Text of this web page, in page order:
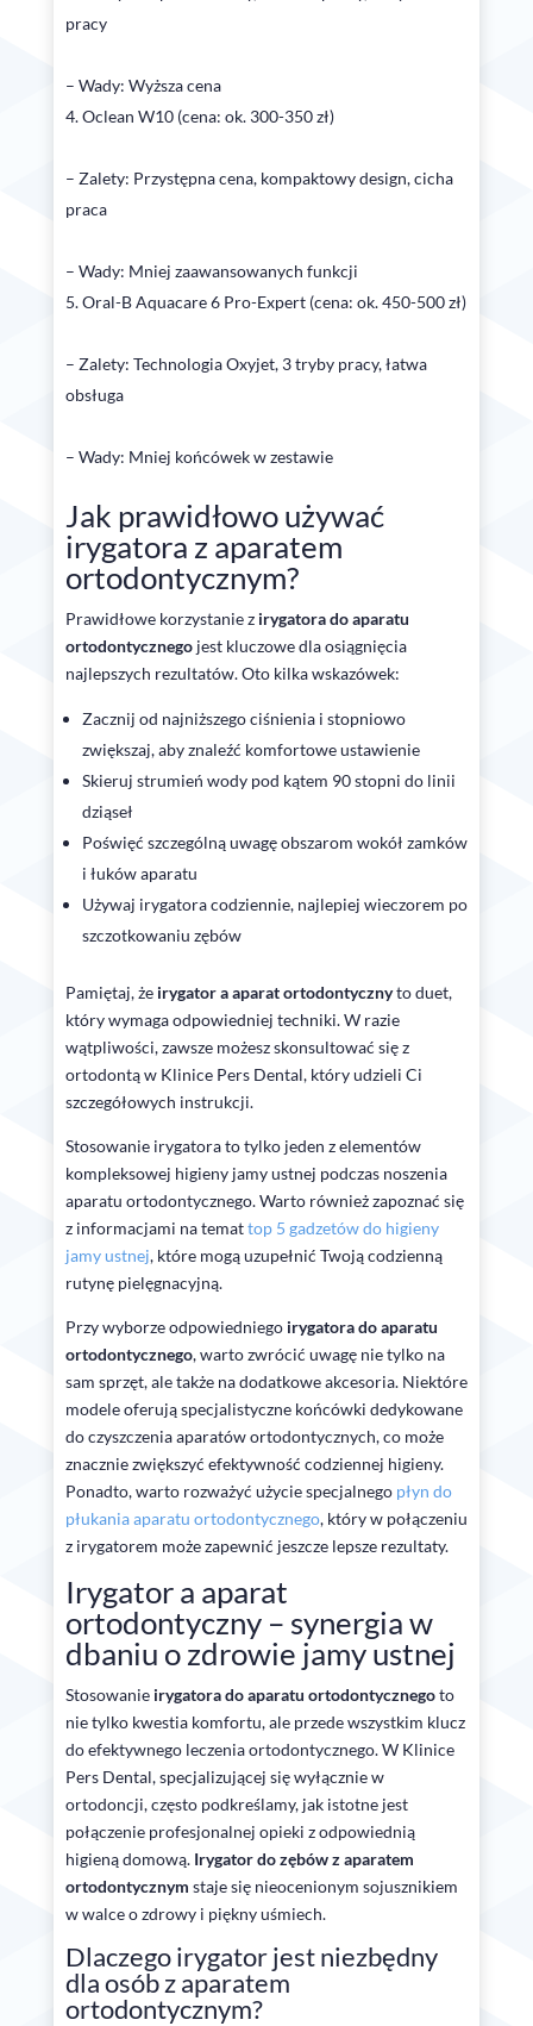
pracy
– Wady: Wyższa cena
Oclean W10 (cena: ok. 300-350 zł)
– Zalety: Przystępna cena, kompaktowy design, cicha
praca
– Wady: Mniej zaawansowanych funkcji
Oral-B Aquacare 6 Pro-Expert (cena: ok. 450-500 zł)
– Zalety: Technologia Oxyjet, 3 tryby pracy, łatwa
obsługa
– Wady: Mniej końcówek w zestawie
Jak prawidłowo używać
irygatora z aparatem
ortodontycznym?
Prawidłowe korzystanie z irygatora do aparatu
ortodontycznegojest kluczowe dla osiągnięcia
najlepszych rezultatów. Oto kilka wskazówek:
Zacznij od najniższego ciśnienia i stopniowo
zwiększaj, aby znaleźć komfortowe ustawienie
Skieruj strumień wody pod kątem 90 stopni do linii
dziąseł
Poświęć szczególną uwagę obszarom wokół zamków
i łuków aparatu
Używaj irygatora codziennie, najlepiej wieczorem po
szczotkowaniu zębów
Pamiętaj, że irygator a aparat ortodontycznyto duet,
który wymaga odpowiedniej techniki. W razie
wątpliwości, zawsze możesz skonsultować się z
ortodontą w Klinice Pers Dental, który udzieli Ci
szczegółowych instrukcji.
Stosowanie irygatora to tylko jeden z elementów
kompleksowej higieny jamy ustnej podczas noszenia
aparatu ortodontycznego. Warto również zapoznać się
z informacjami na temattop 5 gadzetów do higieny
jamy ustnej, które mogą uzupełnić Twoją codzienną
rutynę pielęgnacyjną.
Przy wyborze odpowiedniego irygatora do aparatu
ortodontycznego, warto zwrócić uwagę nie tylko na
sam sprzęt, ale także na dodatkowe akcesoria. Niektóre
modele oferują specjalistyczne końcówki dedykowane
do czyszczenia aparatów ortodontycznych, co może
znacznie zwiększyć efektywność codziennej higieny.
Ponadto, warto rozważyć użycie specjalnego płyn do
płukania aparatu ortodontycznego, który w połączeniu
z irygatorem może zapewnić jeszcze lepsze rezultaty.
Irygator a aparat
ortodontyczny – synergia w
dbaniu o zdrowie jamy ustnej
Stosowanie irygatora do aparatu ortodontycznegoto
nie tylko kwestia komfortu, ale przede wszystkim klucz
do efektywnego leczenia ortodontycznego. W Klinice
Pers Dental, specjalizującej się wyłącznie w
ortodoncji, często podkreślamy, jak istotne jest
połączenie profesjonalnej opieki z odpowiednią
higieną domową. Irygator do zębów z aparatem
ortodontycznym staje się nieocenionym sojusznikiem
w walce o zdrowy i piękny uśmiech.
Dlaczego irygator jest niezbędny
dla osób z aparatem
ortodontycznym?